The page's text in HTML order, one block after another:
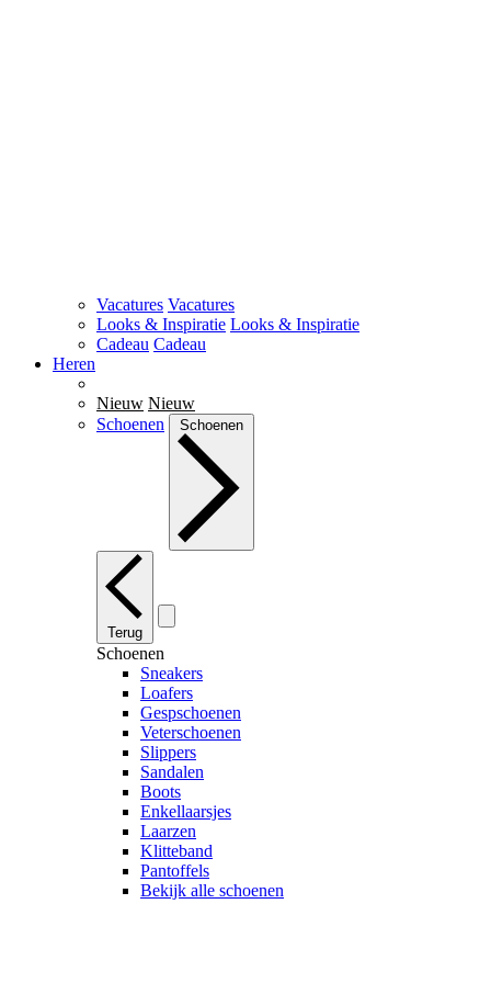
Vacatures Vacatures
Looks & Inspiratie Looks & Inspiratie
Cadeau Cadeau
Heren
Nieuw Nieuw
Schoenen
Schoenen
Terug
Schoenen
Sneakers
Loafers
Gespschoenen
Veterschoenen
Slippers
Sandalen
Boots
Enkellaarsjes
Laarzen
Klitteband
Pantoffels
Bekijk alle schoenen